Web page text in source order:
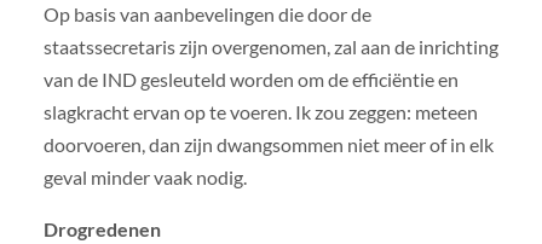
Op basis van aanbevelingen die door de
staatssecretaris zijn overgenomen, zal aan de inrichting
van de IND gesleuteld worden om de efficiëntie en
slagkracht ervan op te voeren. Ik zou zeggen: meteen
doorvoeren, dan zijn dwangsommen niet meer of in elk
geval minder vaak nodig.
Drogredenen